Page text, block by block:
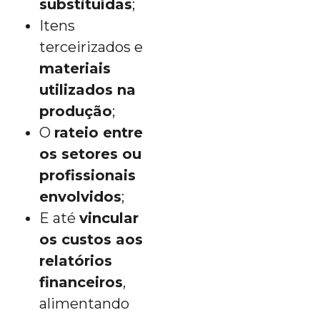
substituídas;
Itens
terceirizados e
materiais
utilizados na
produção;
O rateio entre
os setores ou
profissionais
envolvidos;
E até vincular
os custos aos
relatórios
financeiros,
alimentando